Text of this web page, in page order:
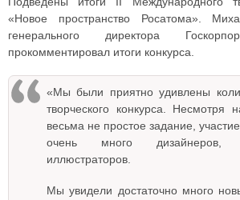
«Новое пространство Росатома».
генерального директора
прокомментировал итоги конкурса.
«Мы были приятно удивлены
творческого конкурса. Несмотря
весьма не простое задание,
очень много дизайнеров,
иллюстраторов.
Мы увидели достаточно много